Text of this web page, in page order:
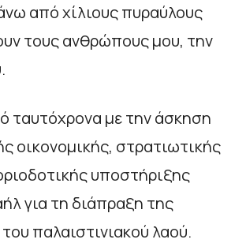
από χίλιους πυραύλους
τους ανθρώπους μου, την
ταυτόχρονα με την άσκηση
οικονομικής, στρατιωτικής
υποστήριξης
για τη διάπραξη της
παλαιστινιακού λαού.